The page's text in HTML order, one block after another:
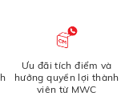
Ưu đãi tích điểm và
hưởng quyền lợi thành
viên từ MWC